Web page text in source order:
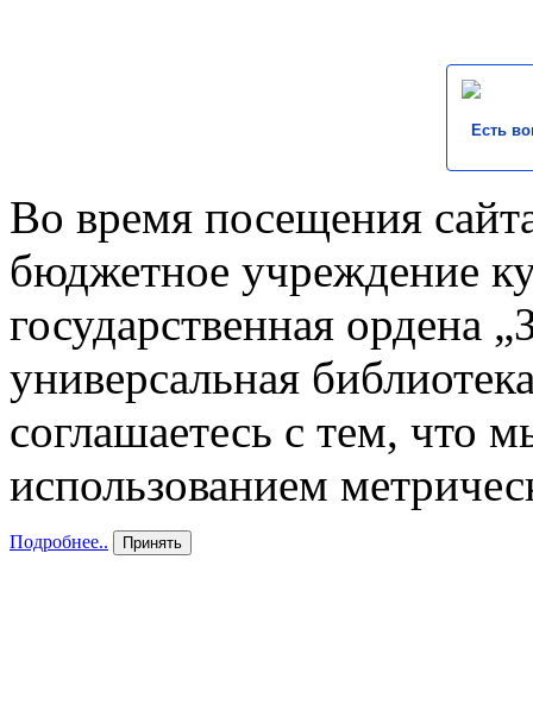
Есть
Во время посещения
бюджетное учреждение
государственная ордена
универсальная
соглашаетесь с тем, что
использованием
Подробнее.. Принять